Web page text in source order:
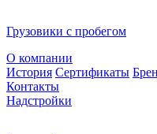
Грузовики с пробегом
О компании
История Сертификаты
Контакты
Надстройки